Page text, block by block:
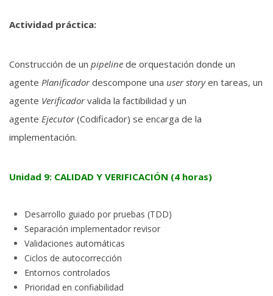
Actividad práctica:
Construcción de un pipeline de orquestación donde un
agente Planificadordescompone una user storyen tareas, un
agente Verificadorvalida la factibilidad y un
agente Ejecutor(Codificador) se encarga de la
implementación.
Unidad 9: CALIDAD Y VERIFICACIÓN (4 horas)
Desarrollo guiado por pruebas (TDD)
Separación implementador revisor
Validaciones automáticas
Ciclos de autocorrección
Entornos controlados
Prioridad en confiabilidad